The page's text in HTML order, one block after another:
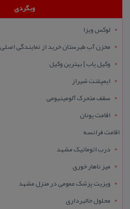
وبگردی
لوکس ویزا
مخزن آب طبرستان خرید از نمایندگی اصلی
وکیل یاب | بهترین وکیل
ایمپلنت شیراز
سقف متحرک آلومینیومی
اقامت یونان
اقامت فرانسه
درب اتوماتیک مشهد
میز ناهار خوری
ویزیت پزشک عمومی در منزل مشهد
محلول خالبرداری